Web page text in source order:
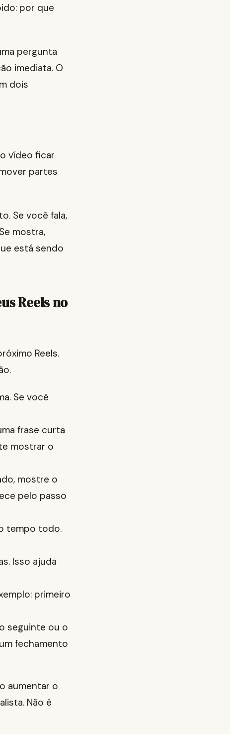
por que
pergunta
imediata. O
dois
vídeo ficar
partes
Se você fala,
mostra,
está sendo
Reels no
Reels.
Se você
frase curta
mostrar o
mostre o
pelo passo
tempo todo.
Isso ajuda
primeiro
seguinte ou o
fechamento
aumentar o
Não é